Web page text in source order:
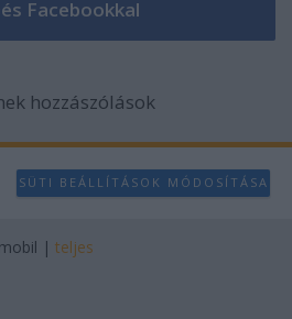
hozzászólások
SÜTI BEÁLLÍTÁSOK MÓDOSÍTÁSA
mobil | teljes